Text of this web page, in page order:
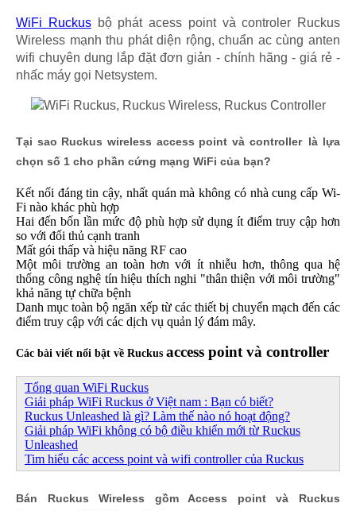
WiFi Ruckusbộ phát acess point và controler Ruckus
Wireless mạnh thu phát diện rộng, chuẩn ac cùng anten
wifi chuyên dung lắp đặt đơn giản - chính hãng - giá rẻ -
nhấc máy gọi Netsystem.
Tại sao Ruckus wireless access point và controller​ là lựa
chọn số 1 cho phần cứng mạng WiFi của bạn?
Kết nối đáng tin cậy, nhất quán mà không có nhà cung cấp Wi-
Fi nào khác phù hợp
Hai đến bốn lần mức độ phù hợp sử dụng ít điểm truy cập hơn
so với đối thủ cạnh tranh
Mất gói thấp và hiệu năng RF cao
Một môi trường an toàn hơn với ít nhiễu hơn, thông qua hệ
thống công nghệ tín hiệu thích nghi "thân thiện với môi trường"
khả năng tự chữa bệnh
Danh mục toàn bộ ngăn xếp từ các thiết bị chuyển mạch đến các
điểm truy cập với các dịch vụ quản lý đám mây.
Các bài viết nổi bật về Ruckus access point và controller
Tổng quan WiFi Ruckus
Giải pháp WiFi Ruckus ở Việt nam : Bạn có biết?
Ruckus Unleashed là gì? Làm thế nào nó hoạt động?
Giải pháp WiFi không có bộ điều khiển mới từ Ruckus
Unleashed
Tim hiểu các access point và wifi controller của Ruckus
Bán Ruckus Wireless gồm Access point và Ruckus